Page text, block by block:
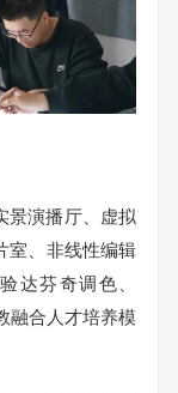
景演播厅、虚拟
室、非线性编辑
达芬奇调色、
融合人才培养模